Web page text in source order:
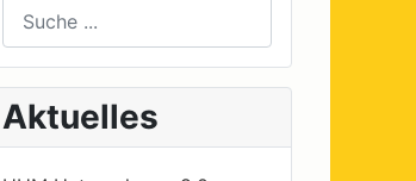
Type 2 or more characters for results.
Aktuelles